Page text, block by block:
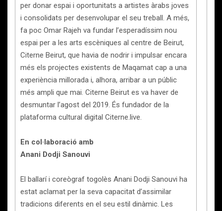
per donar espai i oportunitats a artistes àrabs joves
i consolidats per desenvolupar el seu treball. A més,
fa poc Omar Rajeh va fundar l’esperadíssim nou
espai per a les arts escèniques al centre de Beirut,
Citerne Beirut, que havia de nodrir i impulsar encara
més els projectes existents de Maqamat cap a una
experiència millorada i, alhora, arribar a un públic
més ampli que mai. Citerne Beirut es va haver de
desmuntar l’agost del 2019. És fundador de la
plataforma cultural digital Citerne.live.
En col·laboració amb
Anani Dodji Sanouvi
El ballarí i coreògraf togolès Anani Dodji Sanouvi ha
estat aclamat per la seva capacitat d’assimilar
tradicions diferents en el seu estil dinàmic. Les